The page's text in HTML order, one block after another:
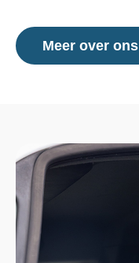
Meer over ons